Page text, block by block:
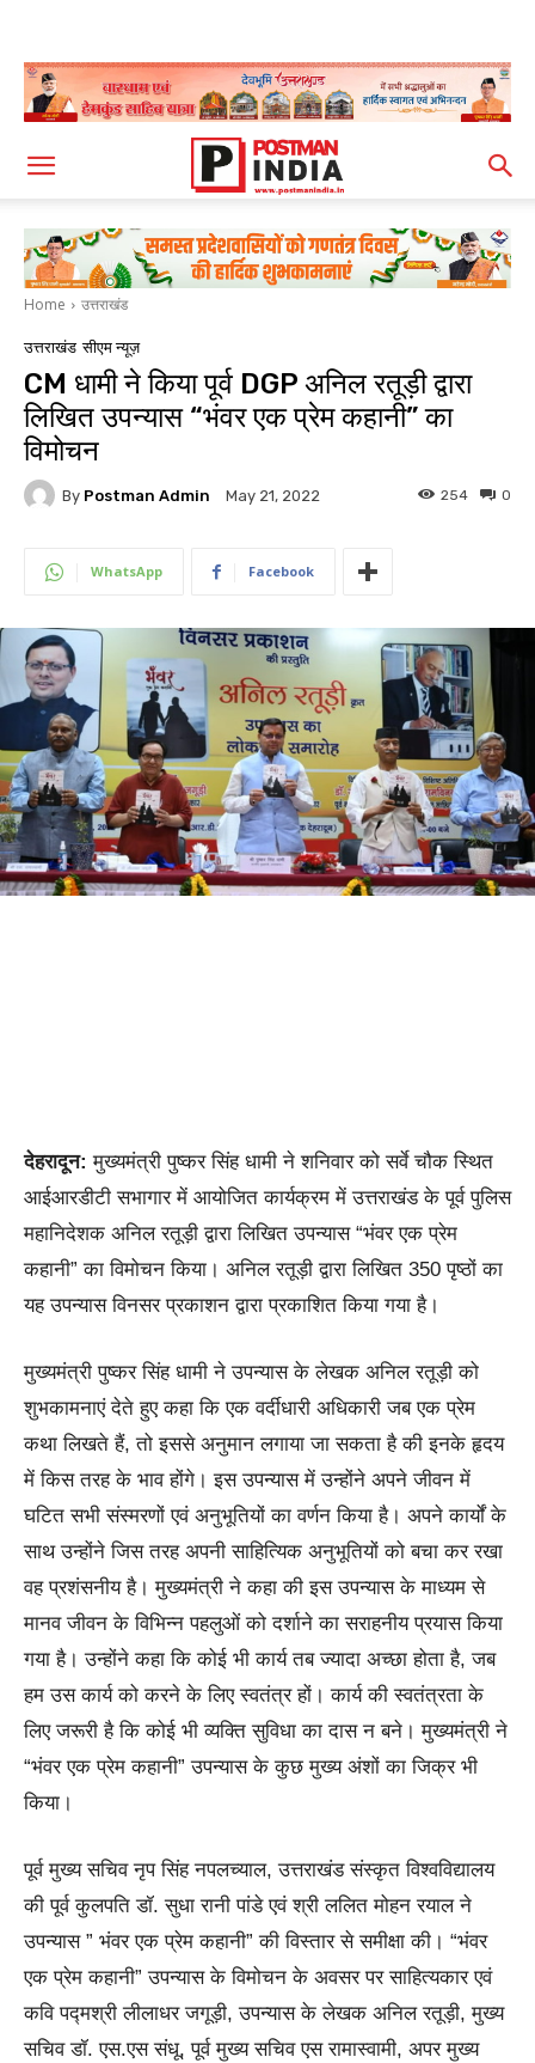
Home उत्तराखंड
उत्तराखंड सीएम न्यूज़
CM धामी ने किया पूर्व DGP अनिल रतूड़ी द्वारा
लिखित उपन्यास “भंवर एक प्रेम कहानी” का
विमोचन
By Postman Admin May 21, 2022 0
254
WhatsApp Facebook
देहरादून:मुख्यमंत्री पुष्कर सिंह धामी ने शनिवार को सर्वे चौक स्थित
आईआरडीटी सभागार में आयोजित कार्यक्रम में उत्तराखंड के पूर्व पुलिस
महानिदेशक अनिल रतूड़ी द्वारा लिखित उपन्यास “भंवर एक प्रेम
कहानी” का विमोचन किया। अनिल रतूड़ी द्वारा लिखित 350 पृष्ठों का
यह उपन्यास विनसर प्रकाशन द्वारा प्रकाशित किया गया है।
मुख्यमंत्री पुष्कर सिंह धामी ने उपन्यास के लेखक अनिल रतूड़ी को
शुभकामनाएं देते हुए कहा कि एक वर्दीधारी अधिकारी जब एक प्रेम
कथा लिखते हैं, तो इससे अनुमान लगाया जा सकता है की इनके हृदय
में किस तरह के भाव होंगे। इस उपन्यास में उन्होंने अपने जीवन में
घटित सभी संस्मरणों एवं अनुभूतियों का वर्णन किया है। अपने कार्यों के
साथ उन्होंने जिस तरह अपनी साहित्यिक अनुभूतियों को बचा कर रखा
वह प्रशंसनीय है। मुख्यमंत्री ने कहा की इस उपन्यास के माध्यम से
मानव जीवन के विभिन्न पहलुओं को दर्शाने का सराहनीय प्रयास किया
गया है। उन्होंने कहा कि कोई भी कार्य तब ज्यादा अच्छा होता है, जब
हम उस कार्य को करने के लिए स्वतंत्र हों। कार्य की स्वतंत्रता के
लिए जरूरी है कि कोई भी व्यक्ति सुविधा का दास न बने। मुख्यमंत्री ने
“भंवर एक प्रेम कहानी” उपन्यास के कुछ मुख्य अंशों का जिक्र भी
किया।
पूर्व मुख्य सचिव नृप सिंह नपलच्याल, उत्तराखंड संस्कृत विश्वविद्यालय
की पूर्व कुलपति डॉ. सुधा रानी पांडे एवं श्री ललित मोहन रयाल ने
उपन्यास ” भंवर एक प्रेम कहानी” की विस्तार से समीक्षा की। “भंवर
एक प्रेम कहानी” उपन्यास के विमोचन के अवसर पर साहित्यकार एवं
कवि पद्मश्री लीलाधर जगूड़ी, उपन्यास के लेखक अनिल रतूड़ी, मुख्य
सचिव डॉ. एस.एस संधू, पूर्व मुख्य सचिव एस रामास्वामी, अपर मुख्य